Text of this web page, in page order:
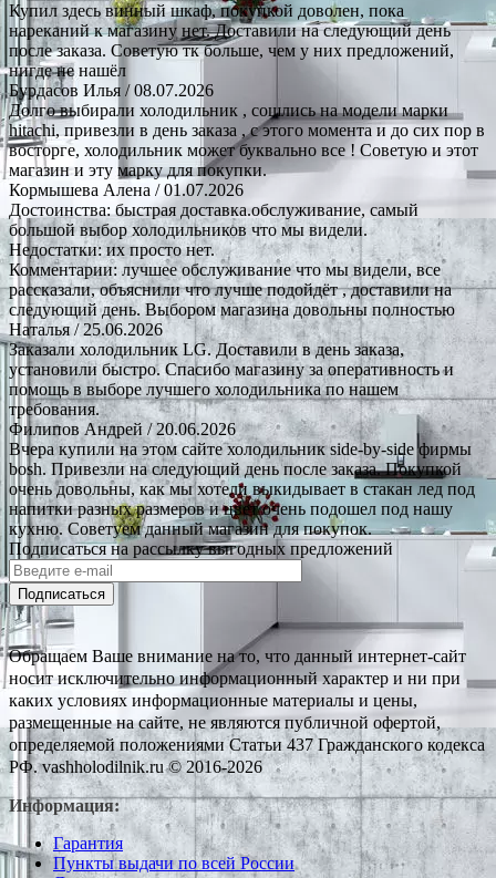
Купил здесь винный шкаф, покупкой доволен, пока
нареканий к магазину нет. Доставили на следующий день
после заказа. Советую тк больше, чем у них предложений,
нигде не нашёл
Бурдасов Илья / 08.07.2026
Долго выбирали холодильник , сошлись на модели марки
hitachi, привезли в день заказа , с этого момента и до сих пор в
восторге, холодильник может буквально все ! Советую и этот
магазин и эту марку для покупки.
Кормышева Алена / 01.07.2026
Достоинства: быстрая доставка.обслуживание, самый
большой выбор холодильников что мы видели.
Недостатки: их просто нет.
Комментарии: лучшее обслуживание что мы видели, все
рассказали, объяснили что лучше подойдёт , доставили на
следующий день. Выбором магазина довольны полностью
Наталья/ 25.06.2026
Заказали холодильник LG. Доставили в день заказа,
установили быстро. Спасибо магазину за оперативность и
помощь в выборе лучшего холодильника по нашем
требования.
Филипов Андрей / 20.06.2026
Вчера купили на этом сайте холодильник side-by-side фирмы
bosh. Привезли на следующий день после заказа. Покупкой
очень довольны, как мы хотели выкидывает в стакан лед под
напитки разных размеров и цвет очень подошел под нашу
кухню. Советуем данный магазин для покупок.
Подписаться на рассылку выгодных предложений
Подписаться
Обращаем Ваше внимание на то, что данный интернет-сайт
носит исключительно информационный характер и ни при
каких условиях информационные материалы и цены,
размещенные на сайте, не являются публичной офертой,
определяемой положениями Статьи 437 Гражданского кодекса
РФ. vashholodilnik.ru © 2016-2026
Информация:
Гарантия
Пункты выдачи по всей России